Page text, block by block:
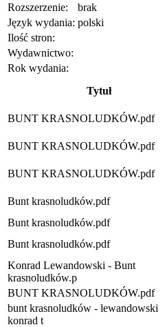
Rozszerzenie:
brak
Język wydania: polski
Ilość stron:
Wydawnictwo:
Rok wydania:
Tytuł
BUNT KRASNOLUDKÓW.pdf
BUNT KRASNOLUDKÓW.pdf
BUNT KRASNOLUDKÓW.pdf
Bunt krasnoludków.pdf
Bunt krasnoludków.pdf
Bunt krasnoludków.pdf
Konrad Lewandowski - Bunt
krasnoludków.p
BUNT KRASNOLUDKÓW.pdf
bunt krasnoludków - lewandowski
konrad t